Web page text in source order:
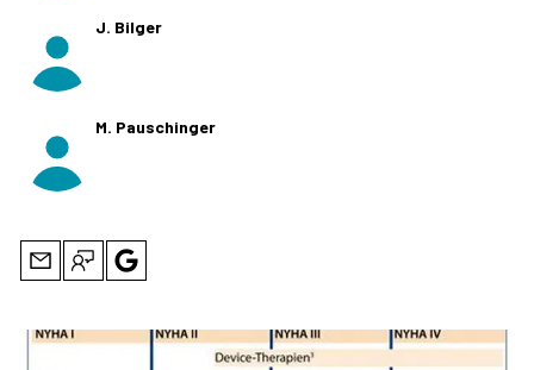
J. Bilger
M. Pauschinger